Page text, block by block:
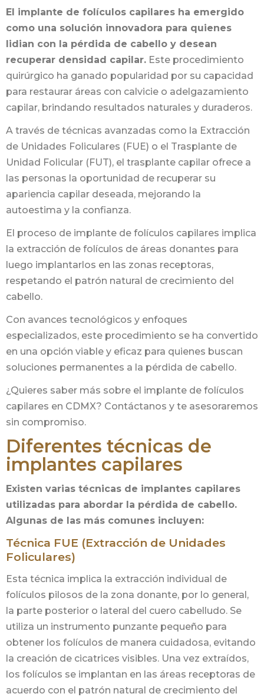
El implante de folículos capilares ha emergido
como una solución innovadora para quienes
lidian con la pérdida de cabello y desean
recuperar densidad capilar. Este procedimiento
quirúrgico ha ganado popularidad por su capacidad
para restaurar áreas con calvicie o adelgazamiento
capilar, brindando resultados naturales y duraderos.
A través de técnicas avanzadas como la Extracción
de Unidades Foliculares (FUE) o el Trasplante de
Unidad Folicular (FUT), el trasplante capilar ofrece a
las personas la oportunidad de recuperar su
apariencia capilar deseada, mejorando la
autoestima y la confianza.
El proceso de implante de folículos capilares implica
la extracción de folículos de áreas donantes para
luego implantarlos en las zonas receptoras,
respetando el patrón natural de crecimiento del
cabello.
Con avances tecnológicos y enfoques
especializados, este procedimiento se ha convertido
en una opción viable y eficaz para quienes buscan
soluciones permanentes a la pérdida de cabello.
¿Quieres saber más sobre el implante de folículos
capilares en CDMX? Contáctanos y te asesoraremos
sin compromiso.
Diferentes técnicas de
implantes capilares
Existen varias técnicas de implantes capilares
utilizadas para abordar la pérdida de cabello.
Algunas de las más comunes incluyen:
Técnica FUE (Extracción de Unidades
Foliculares)
Esta técnica implica la extracción individual de
folículos pilosos de la zona donante, por lo general,
la parte posterior o lateral del cuero cabelludo. Se
utiliza un instrumento punzante pequeño para
obtener los folículos de manera cuidadosa, evitando
la creación de cicatrices visibles. Una vez extraídos,
los folículos se implantan en las áreas receptoras de
acuerdo con el patrón natural de crecimiento del